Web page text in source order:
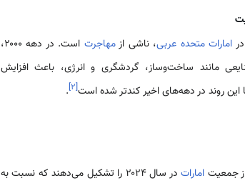
امارات متحده عربی، ناشی ازمهاجرت
است. در دهه ۲۰۰۰،
مانند ساخت‌وساز، گردشگری و انرژی، باعث افزایش
این روند در دهه‌های اخیر کندتر شده است[۲]
.
امارات
در سال ۲۰۲۴ را تشکیل می‌دهند که نسبت به